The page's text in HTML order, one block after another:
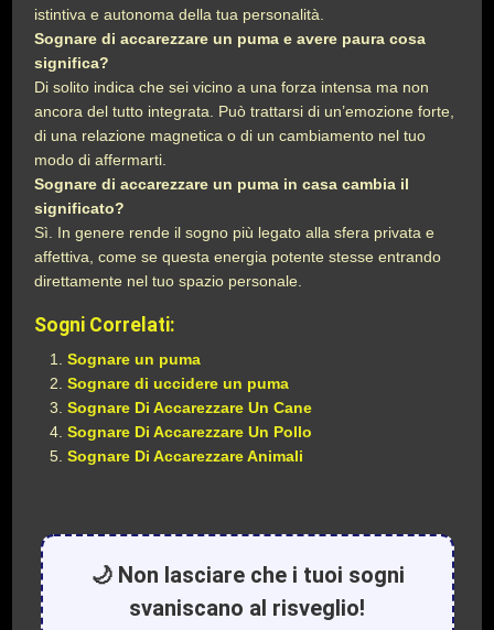
istintiva e autonoma della tua personalità.
Sognare di accarezzare un puma e avere paura cosa
significa?
Di solito indica che sei vicino a una forza intensa ma non
ancora del tutto integrata. Può trattarsi di un’emozione forte,
di una relazione magnetica o di un cambiamento nel tuo
modo di affermarti.
Sognare di accarezzare un puma in casa cambia il
significato?
Sì. In genere rende il sogno più legato alla sfera privata e
affettiva, come se questa energia potente stesse entrando
direttamente nel tuo spazio personale.
Sogni Correlati:
Sognare un puma
Sognare di uccidere un puma
Sognare Di Accarezzare Un Cane
Sognare Di Accarezzare Un Pollo
Sognare Di Accarezzare Animali
🌙 Non lasciare che i tuoi sogni
svaniscano al risveglio!